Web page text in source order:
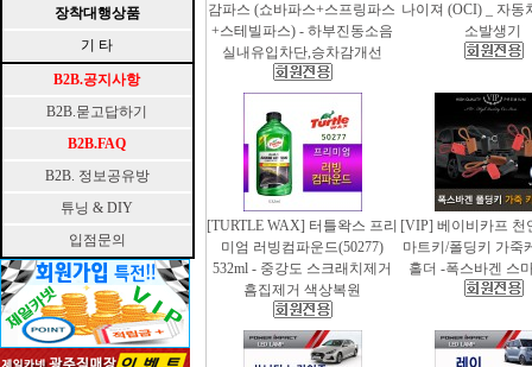
장착대행상품
기 타
B2B.공지사항
B2B.묻고답하기
B2B.FAQ
B2B. 정보공유방
튜닝 & DIY
입점문의
감파스 (쇼바파스+스프링파스
+스테빌파스) - 하부진동소음
실내유입차단,승차감개선
나이져 (OCI) _ 자동
소발생기
[TURTLE WAX] 터틀왁스 프리
미엄 러빙컴파운드(50277)
532ml - 중강도 스크래치제거
흠집제거 색상복원
[VIP] 베이비카프 천
마트키/폴딩키 가죽
홀더 -폭스바겐 스